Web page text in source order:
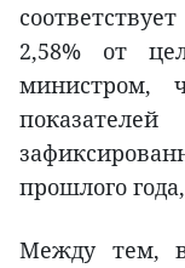
2,58% от
министром,
прошлого
Между тем,